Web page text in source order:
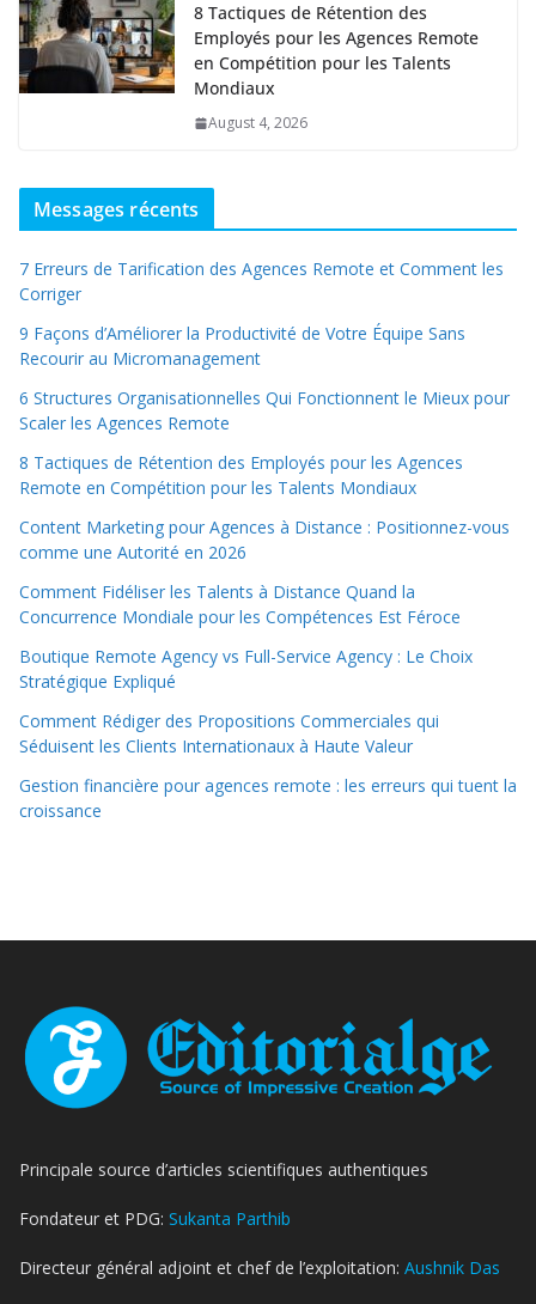
8 Tactiques de Rétention des
Employés pour les Agences Remote
en Compétition pour les Talents
Mondiaux
August 4, 2026
Messages récents
7 Erreurs de Tarification des Agences Remote et Comment les
Corriger
9 Façons d’Améliorer la Productivité de Votre Équipe Sans
Recourir au Micromanagement
6 Structures Organisationnelles Qui Fonctionnent le Mieux pour
Scaler les Agences Remote
8 Tactiques de Rétention des Employés pour les Agences
Remote en Compétition pour les Talents Mondiaux
Content Marketing pour Agences à Distance : Positionnez-vous
comme une Autorité en 2026
Comment Fidéliser les Talents à Distance Quand la
Concurrence Mondiale pour les Compétences Est Féroce
Boutique Remote Agency vs Full-Service Agency : Le Choix
Stratégique Expliqué
Comment Rédiger des Propositions Commerciales qui
Séduisent les Clients Internationaux à Haute Valeur
Gestion financière pour agences remote : les erreurs qui tuent la
croissance
Principale source d’articles scientifiques authentiques
Fondateur et PDG: Sukanta Parthib
Directeur général adjoint et chef de l’exploitation: Aushnik Das